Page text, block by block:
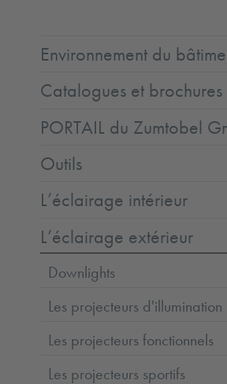
Environnement du
Catalogues et brochures
PORTAIL du Zumtobel
Outils
L’éclairage intérieur
L’éclairage extérieur
Downlights
Les projecteurs d'illumination
Les projecteurs fonctionnels
Les projecteurs sportifs